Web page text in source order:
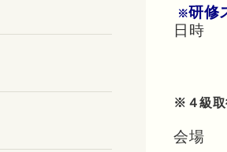
※研修
日時
2月
2月
3月
※４級取
会場